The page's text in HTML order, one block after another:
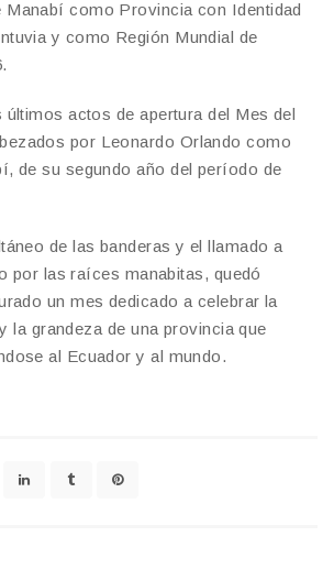
Manabí como Provincia con Identidad
y como Región Mundial de
últimos actos de apertura del Mes del
por Leonardo Orlando como
de su segundo año del período de
de las banderas y el llamado a
por las raíces manabitas, quedó
un mes dedicado a celebrar la
la grandeza de una provincia que
al Ecuador y al mundo.